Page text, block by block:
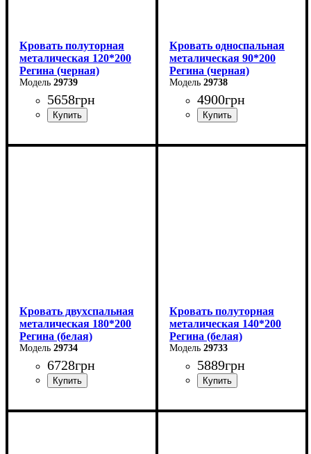
Кровать полуторная
металическая 120*200
Регина (черная)
29739
5658грн
Ширина: 120 см
Кровать односпальная
металическая 90*200
Регина (черная)
29738
4900грн
Ширина: 90 см
Кровать двухспальная
металическая 180*200
Регина (белая)
29734
6728грн
Ширина: 180 см
Кровать полуторная
металическая 140*200
Регина (белая)
29733
5889грн
Ширина: 140 см